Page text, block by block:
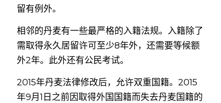
留有例外。
相邻的丹麦有一些最严格的入籍法规。入籍除了
需取得永久居留许可至少8年外，还需要等候额
外2年。此外还有公民考试。
2015年丹麦法律修改后，允许双重国籍。2015
年9月1日之前因取得外国国籍而失去丹麦国籍的